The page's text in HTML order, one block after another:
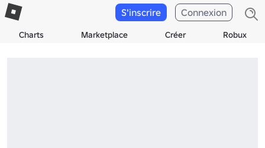
Charts Marketplace Créer Robux
S'inscrire Connexion